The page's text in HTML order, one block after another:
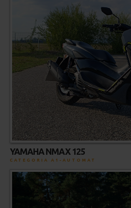
YAMAHA NMAX 125
CATEGORIA A1-AUTOMAT